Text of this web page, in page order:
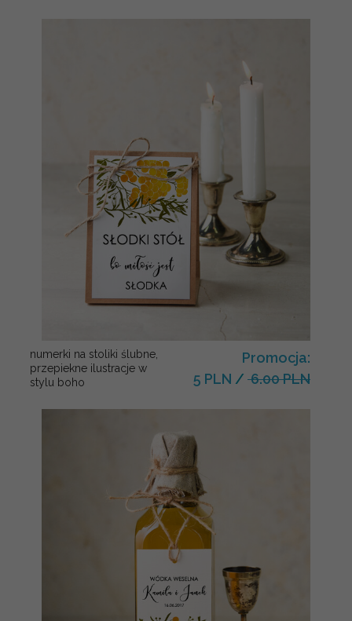
numerki na stoliki ślubne,
przepiekne ilustracje w
stylu boho
Promocja:
5 PLN / 6.00 PLN